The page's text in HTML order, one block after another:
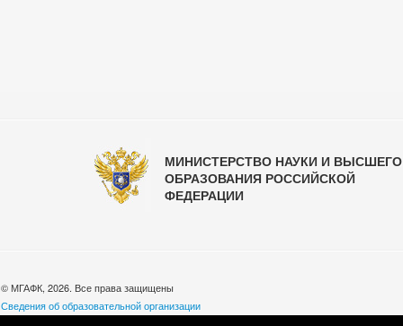
МИНИСТЕРСТВО НАУКИ И ВЫСШЕГО
ОБРАЗОВАНИЯ РОССИЙСКОЙ
ФЕДЕРАЦИИ
© МГАФК, 2026. Все права защищены
Сведения об образовательной организации